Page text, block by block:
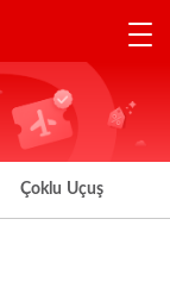
Çoklu Uçuş